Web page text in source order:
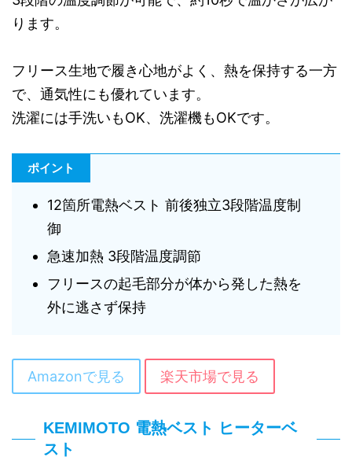
ります。
フリース生地で履き心地がよく、熱を保持する一方
で、通気性にも優れています。
洗濯には手洗いもOK、洗濯機もOKです。
ポイント
12箇所電熱ベスト 前後独立3段階温度制
御
急速加熱 3段階温度調節
フリースの起毛部分が体から発した熱を
外に逃さず保持
Amazonで見る 楽天市場で見る
KEMIMOTO 電熱ベスト ヒーターベ
スト